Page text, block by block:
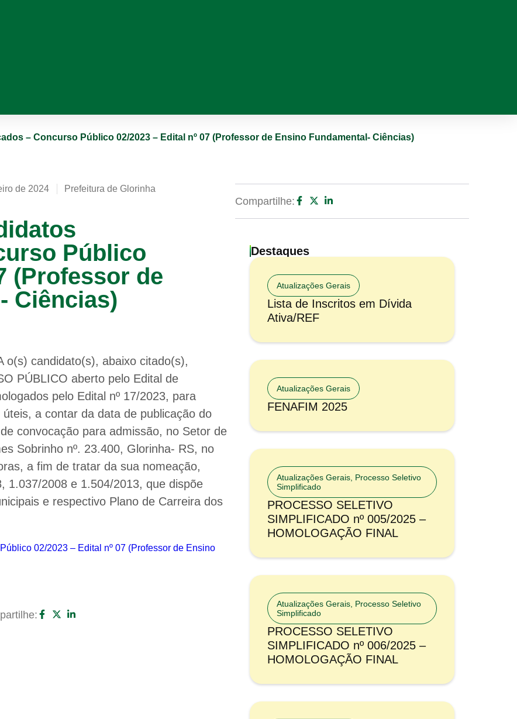
– Concurso Público 02/2023 – Edital nº 07 (Professor de Ensino Fundamental- Ciências)
de 2024 Prefeitura de Glorinha
Público
(Professor de
Ciências)
o(s) candidato(s), abaixo citado(s),
PÚBLICO aberto pelo Edital de
pelo Edital nº 17/2023, para
a contar da data de publicação do
convocação para admissão, no Setor de
Sobrinho nº. 23.400, Glorinha- RS, no
a fim de tratar da sua nomeação,
1.037/2008 e 1.504/2013, que dispõe
e respectivo Plano de Carreira dos
02/2023 – Edital nº 07 (Professor de Ensino
Compartilhe:
Destaques
Atualizações Gerais
Lista de Inscritos em Dívida
Ativa/REF
Atualizações Gerais
FENAFIM 2025
Atualizações Gerais Processo Seletivo
Simplificado
PROCESSO SELETIVO
SIMPLIFICADO nº 005/2025 –
HOMOLOGAÇÃO FINAL
Atualizações Gerais Processo Seletivo
Simplificado
PROCESSO SELETIVO
SIMPLIFICADO nº 006/2025 –
HOMOLOGAÇÃO FINAL